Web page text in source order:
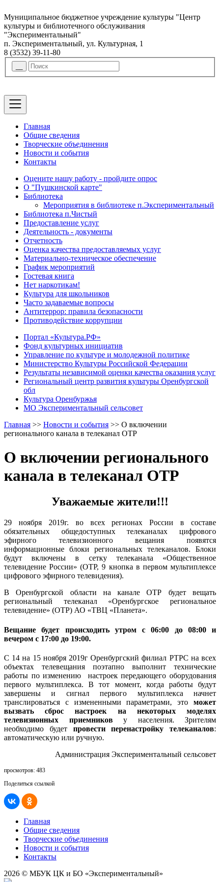
Муниципальное бюджетное учреждение культуры "Центр
культуры и библиотечного обслуживания
"Экспериментальный"
п. Экспериментальный, ул. Культурная, 1
8 (3532) 39-11-80
Главная
Общие сведения
Творческие объединения
Новости и события
Контакты
Оцените нашу работу - пройдите опрос
О "Пушкинской карте"
Библиотека
Мероприятия в библиотеке п.Экспериментальный
Библиотека п.Чистый
Предоставление услуг
Деятельность - документы
Отчетность
Оценка качества предоставляемых услуг
Материально-техническое обеспечение
График мероприятий
Гостевая книга
Нет наркотикам!
Культура для школьников
Часто задаваемые вопросы
Антитеррор: правила безопасности
Противодействие коррупции
Портал «Культура.РФ»
Фонд культурных инициатив
Управление по культуре и молодежной политике
Министерство Культуры Российской Федерации
Результаты независимой оценки качества оказания услуг
Региональный центр развития культуры Оренбургской
обл
Культура Оренбуржья
МО Экспериментальный сельсовет
Главная >> Новости и события >> О включении
регионального канала в телеканал ОТР
О включении регионального
канала в телеканал ОТР
Уважаемые жители!!!
29 ноября 2019г. во всех регионах России в составе
обязательных общедоступных телеканалах цифрового
эфирного телевизионного вещания появятся
информационные блоки региональных телеканалов. Блоки
будут включены в сетку телеканала «Общественное
телевидение России» (ОТР, 9 кнопка в первом мультиплексе
цифрового эфирного телевидения).
В Оренбургской области на канале ОТР будет вещать
региональный телеканал «Оренбургское региональное
телевидение» (ОТР) АО «ТВЦ «Планета».
Вещание будет происходить утром с 06:00 до 08:00 и
вечером с 17:00 до 19:00.
С 14 на 15 ноября 2019г Оренбургский филиал РТРС на всех
объектах телевещания поэтапно выполнит технические
работы по изменению настроек передающего оборудования
первого мультиплекса. В тот момент, когда работы будут
завершены и сигнал первого мультиплекса начнет
транслироваться с измененными параметрами, это может
вызвать сброс настроек на некоторых моделях
телевизионных приемникову населения. Зрителям
необходимо будет провести перенастройку телеканалов:
автоматическую или ручную.
Администрация Экспериментальный сельсовет
просмотров: 483
Поделиться ссылкой
Главная
Общие сведения
Творческие объединения
Новости и события
Контакты
2026 © МБУК ЦК и БО «Экспериментальный»